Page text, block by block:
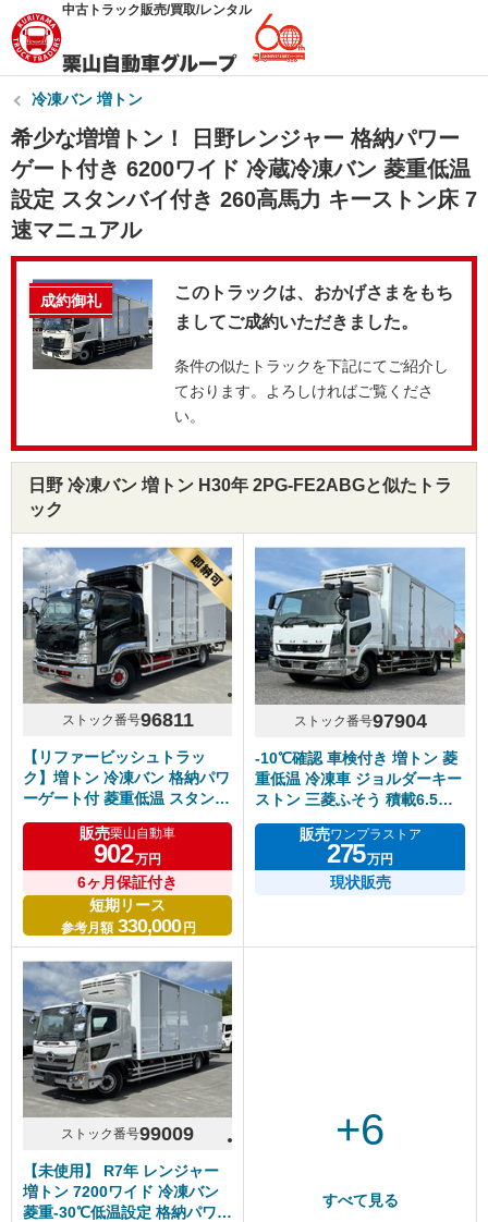
中古トラック販売/買取/レンタル
冷凍バン 増トン
希少な増増トン！ 日野レンジャー 格納パワー
ゲート付き 6200ワイド 冷蔵冷凍バン 菱重低温
設定 スタンバイ付き 260高馬力 キーストン床 7
速マニュアル
成約御礼
このトラックは、おかげさまをもち
ましてご成約いただきました。
条件の似たトラックを下記にてご紹介し
ております。よろしければご覧くださ
い。
日野 冷凍バン 増トン H30年 2PG-FE2ABGと似たトラ
ック
ストック番号96811
【リファービッシュトラッ
ク】増トン 冷凍バン 格納パワ
ーゲート付 菱重低温 スタンバ
イ 6300ワイド リアエアサス
サイド観音扉 低走行8.4万㎞ 6
速マニュアル いすゞフォワー
ド 塗装仕上げ済
販売栗山自動車
902万円
6ヶ月保証付き
短期リース
参考月額 330,000円
ストック番号97904
-10℃確認 車検付き 増トン 菱
重低温 冷凍車 ジョルダーキー
ストン 三菱ふそう 積載6.5ト
ン
販売ワンプラストア
275万円
現状販売
ストック番号99009
【未使用】 R7年 レンジャー
増トン 7200ワイド 冷凍バン
菱重-30℃低温設定 格納パワー
+6
すべて見る